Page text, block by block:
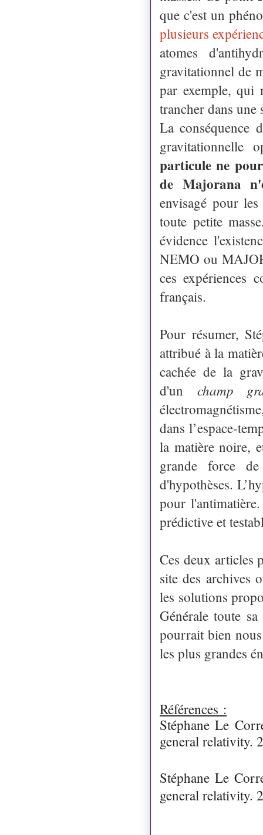
que c'est un
plusieurs
atomes
gravitationnel de
par exemple, qui
trancher dans une
La conséquence
gravitationnelle
particule ne
de Majorana
envisagé pour
toute petite
évidence
NEMO ou
ces expériences
français.
Pour résumer,
attribué à la
cachée de la
d'un champ
dans l’espace-
la matière noire,
grande force
d'hypothèses.
pour
prédictive et
Ces deux articles
site des archives
les solutions
Générale toute
pourrait bien
les plus grandes
Références :
Stéphane Le
general relativity.
Stéphane Le
general relativity.